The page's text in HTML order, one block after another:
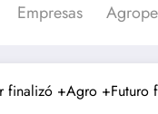
Empresas
finalizó +Agro